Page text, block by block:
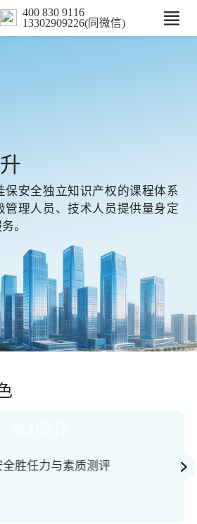
400 830 9116
13302909226(同微信)
保安全独立知识产权的课程体系
管理人员、技术人员提供量身定
。
任力与素质测评